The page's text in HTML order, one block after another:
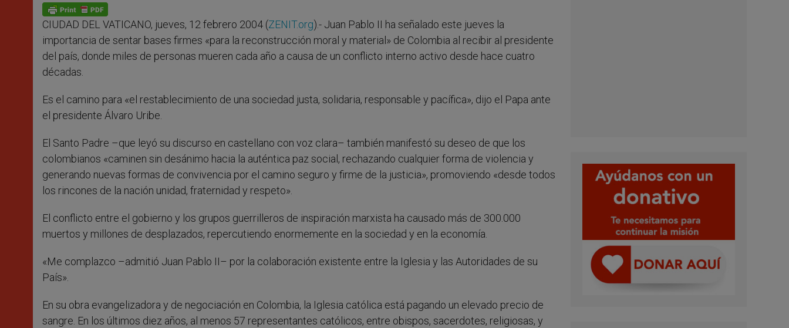
p
p
g
e
r
o
k
CIUDAD DEL VATICANO, jueves, 12 febrero 2004 (ZENIT.org).- Juan Pablo II ha señalado este jueves la
importancia de sentar bases firmes «para la reconstrucción moral y material» de Colombia al recibir al presidente
del país, donde miles de personas mueren cada año a causa de un conflicto interno activo desde hace cuatro
décadas.
Es el camino para «el restablecimiento de una sociedad justa, solidaria, responsable y pacífica», dijo el Papa ante
el presidente Álvaro Uribe.
El Santo Padre –que leyó su discurso en castellano con voz clara– también manifestó su deseo de que los
colombianos «caminen sin desánimo hacia la auténtica paz social, rechazando cualquier forma de violencia y
generando nuevas formas de convivencia por el camino seguro y firme de la justicia», promoviendo «desde todos
los rincones de la nación unidad, fraternidad y respeto».
El conflicto entre el gobierno y los grupos guerrilleros de inspiración marxista ha causado más de 300.000
muertos y millones de desplazados, repercutiendo enormemente en la sociedad y en la economía.
«Me complazco –admitió Juan Pablo II– por la colaboración existente entre la Iglesia y las Autoridades de su
País».
En su obra evangelizadora y de negociación en Colombia, la Iglesia católica está pagando un elevado precio de
sangre. En los últimos diez años, al menos 57 representantes católicos, entre obispos, sacerdotes, religiosas, y